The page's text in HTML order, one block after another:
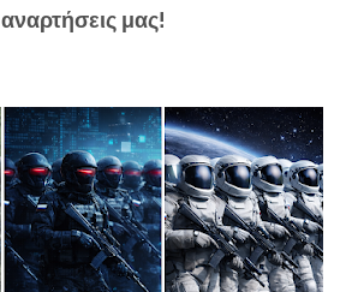
αναρτήσεις μας!